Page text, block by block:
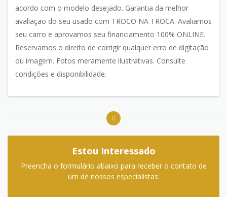
acordo com o modelo desejado. Garantia da melhor
avaliação do seu usado com TROCO NA TROCA. Avaliamos
seu carro e aprovamos seu financiamento 100% ONLINE.
Reservamos o direito de corrigir qualquer erro de digitação
ou imagem. Fotos meramente ilustrativas. Consulte
condições e disponibilidade.
Estou Interessado
Preencha o formulário abaixo para receber o contato de
um de nossos especialistas: